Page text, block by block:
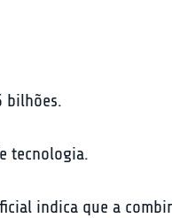
bilhões.
tecnologia.
indica que a